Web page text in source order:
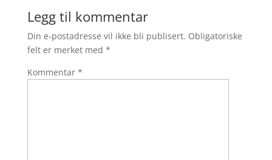
Legg til kommentar
Din e-postadresse vil ikke bli publisert. Obligatoriske
felt er merket med *
Kommentar *